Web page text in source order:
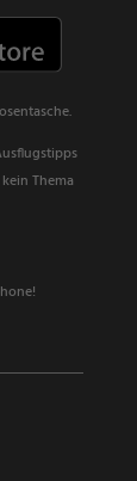
Thema